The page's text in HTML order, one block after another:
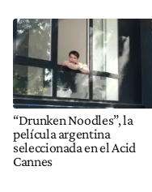
“Drunken Noodles”, la
película argentina
seleccionada en el Acid
Cannes